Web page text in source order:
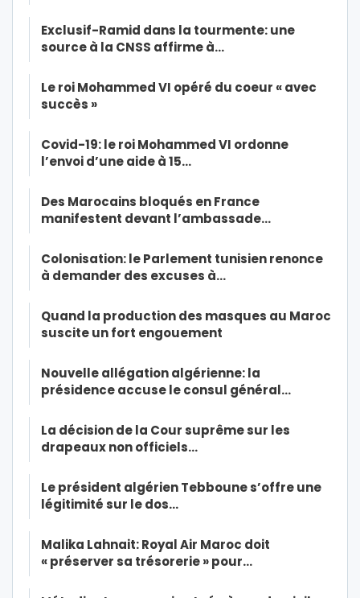
Exclusif-Ramid dans la tourmente: une
source à la CNSS affirme à…
Le roi Mohammed VI opéré du coeur « avec
succès »
Covid-19: le roi Mohammed VI ordonne
l’envoi d’une aide à 15…
Des Marocains bloqués en France
manifestent devant l’ambassade…
Colonisation: le Parlement tunisien renonce
à demander des excuses à…
Quand la production des masques au Maroc
suscite un fort engouement
Nouvelle allégation algérienne: la
présidence accuse le consul général…
La décision de la Cour suprême sur les
drapeaux non officiels…
Le président algérien Tebboune s’offre une
légitimité sur le dos…
Malika Lahnait: Royal Air Maroc doit
« préserver sa trésorerie » pour…